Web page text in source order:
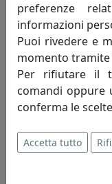
SEDUTA DA ATTESA
Viciani
preferenze
informazioni
Puoi rivedere e
momento
Per rifiutare il
comandi oppure
conferma le
Accetta tutto